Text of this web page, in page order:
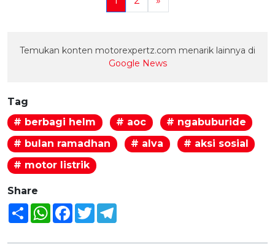
Temukan konten motorexpertz.com menarik lainnya di
Google News
Tag
# berbagi helm
# aoc
# ngabuburide
# bulan ramadhan
# alva
# aksi sosial
# motor listrik
Share
Share WhatsAppFacebook
Twitter